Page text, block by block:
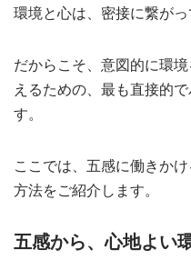
環境と心は、密接に繋がっ
だからこそ、意図的に環
えるための、最も直接的
す。
ここでは、五感に働きか
方法をご紹介します。
五感から、心地よい